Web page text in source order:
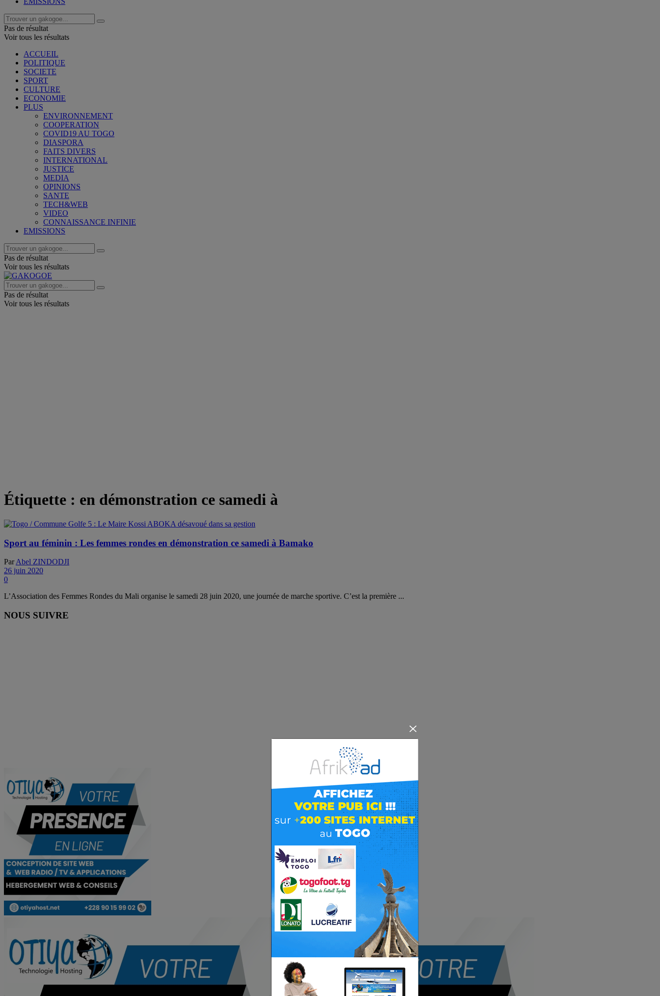
Pas de résultat
Voir tous les résultats
ACCUEIL
POLITIQUE
SOCIETE
SPORT
CULTURE
ECONOMIE
PLUS
ENVIRONNEMENT
COOPERATION
COVID19 AU TOGO
DIASPORA
FAITS DIVERS
INTERNATIONAL
JUSTICE
MEDIA
OPINIONS
SANTE
TECH&WEB
VIDEO
CONNAISSANCE INFINIE
EMISSIONS
Pas de résultat
Voir tous les résultats
Pas de résultat
Voir tous les résultats
Étiquette : en démonstration ce samedi à
Sport au féminin : Les femmes rondes en démonstration ce samedi à Bamako
Par Abel ZINDODJI
26 juin 2020
0
L’Association des Femmes Rondes du Mali organise le samedi 28 juin 2020, une journée de marche sportive. C’est la première ...
NOUS SUIVRE